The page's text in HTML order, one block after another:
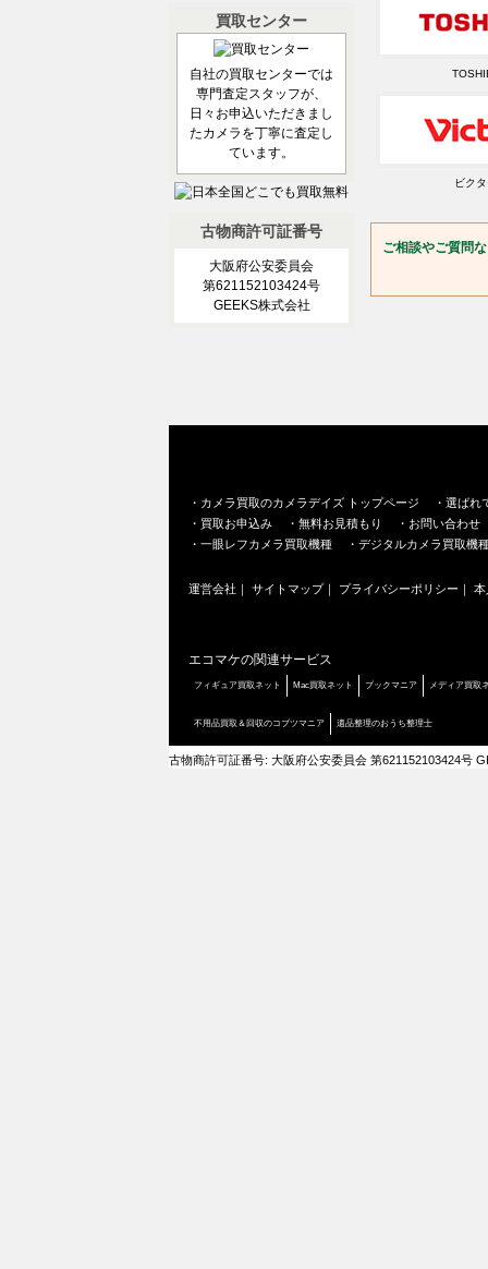
ビク
ご相談やご質問
買取センター
自社の買取センターでは
専門査定スタッフが、
日々お申込いただきまし
たカメラを丁寧に査定し
ています。
古物商許可証番号
大阪府公安委員会
第621152103424号
GEEKS株式会社
・ カメラ買取のカメラデイズ トップページ ・ 選ばれ
・ 買取お申込み ・ 無料お見積もり ・ お問い合わせ
・ 一眼レフカメラ買取機種 ・ デジタルカメラ買取機
運営会社 ｜ サイトマップ｜ プライバシーポリシー ｜ 本
エコマケの関連サービス
フィギュア買取ネット Mac買取ネット ブックマニア メディア買取
不用品買取＆回収のコブツマニア 遺品整理のおうち整理士
古物商許可証番号: 大阪府公安委員会 第621152103424号